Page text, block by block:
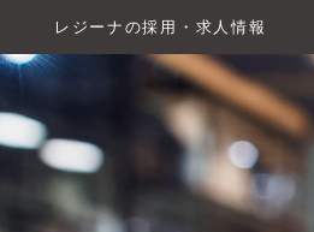
レジーナの採用・求人情報